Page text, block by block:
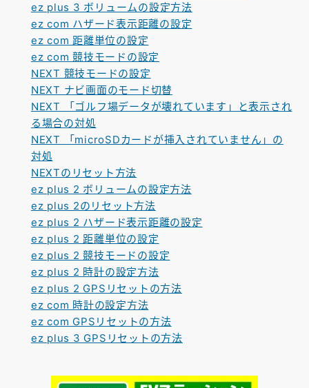
ez plus 3 ボリュームの設定方法
ez com ハザード表示距離の設定
ez com 距離単位の設定
ez com 競技モードの設定
NEXT 競技モードの設定
NEXT ナビ画面のモード切替
NEXT 「ゴルフ場データが壊れています」と表示され
る場合の対処
NEXT 「microSDカードが挿入されていません」の
対処
NEXTのリセット方法
ez plus 2 ボリュームの設定方法
ez plus 2のリセット方法
ez plus 2 ハザード表示距離の設定
ez plus 2 距離単位の設定
ez plus 2 競技モードの設定
ez plus 2 時計の設定方法
ez plus 2 GPSリセットの方法
ez com 時計の設定方法
ez com GPSリセットの方法
ez plus 3 GPSリセットの方法